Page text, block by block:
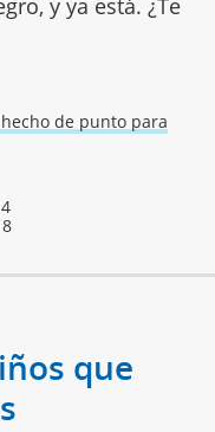
y ya está. ¿Te
de punto para
que